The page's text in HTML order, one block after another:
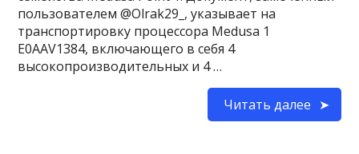
пользователем @Olrak29_, указывает на
транспортировку процессора Medusa 1
E0AAV1384, включающего в себя 4
высокопроизводительных и 4 …
Читать далее